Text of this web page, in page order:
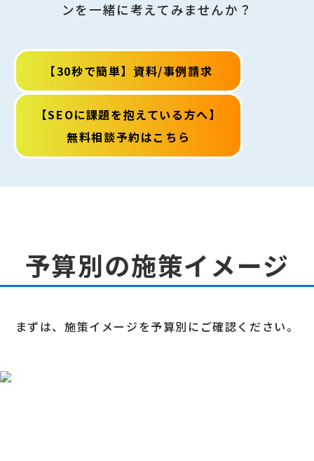
ンを一緒に考えてみませんか？
【30秒で簡単】資料/事例請求
【SEOに課題を抱えている方へ】
無料相談予約はこちら
予算別の施策イメージ
まずは、施策イメージを予算別にご確認ください。